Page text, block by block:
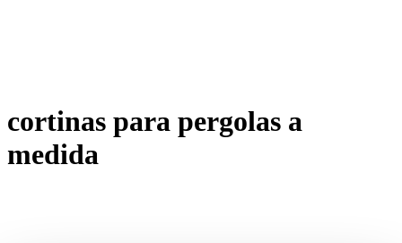
cortinas para pergolas a
medida